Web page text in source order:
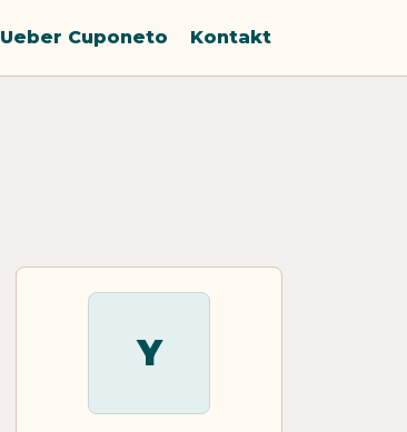
Ueber Cuponeto Kontakt
Y